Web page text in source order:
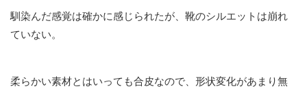
馴染んだ感覚は確かに感じられたが、靴のシルエットは崩れ
ていない。
柔らかい素材とはいっても合皮なので、形状変化があまり無